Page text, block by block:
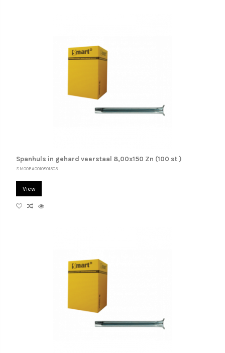
Spanhuls in gehard veerstaal 8,00x150 Zn (100 st )
SM00EA0010801503
View